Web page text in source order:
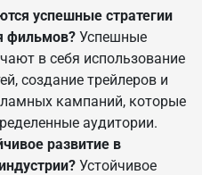
успешные стратегии
фильмов? Успешные
в себя использование
создание трейлеров и
кампаний, которые
аудитории.
развитие в
Устойчивое